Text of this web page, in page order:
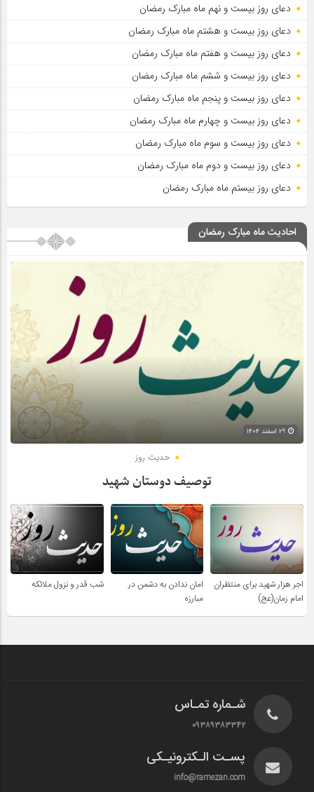
دعای روز بیست و نهم ماه مبارک رمضان
دعای روز بیست و هشتم ماه مبارک رمضان
دعای روز بیست و هفتم ماه مبارک رمضان
دعای روز بیست و ششم ماه مبارک رمضان
دعای روز بیست و پنجم ماه مبارک رمضان
دعای روز بیست و چهارم ماه مبارک رمضان
دعای روز بیست و سوم ماه مبارک رمضان
دعای روز بیست و دوم ماه مبارک رمضان
دعای روز بیستم ماه مبارک رمضان
احادیث ماه مبارک رمضان
حدیث روز
توصیف دوستان شهید
اجر هزار شهید برای منتظران
امام زمان(عج)
امان ندادن به دشمن در
مبارزه
شب قدر و نزول ملائکه
شـماره تمـاس
۰۹۳۸۹۳۸۳۳۴۲
پسـت الـکترونیـکی
info@ramezan.com